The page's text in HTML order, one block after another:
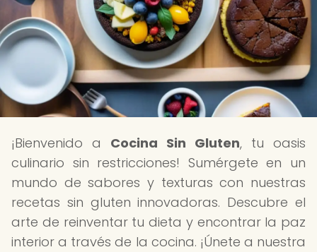
¡Bienvenido a Cocina Sin Gluten, tu oasis
culinario sin restricciones! Sumérgete en un
mundo de sabores y texturas con nuestras
recetas sin gluten innovadoras. Descubre el
arte de reinventar tu dieta y encontrar la paz
interior a través de la cocina. ¡Únete a nuestra